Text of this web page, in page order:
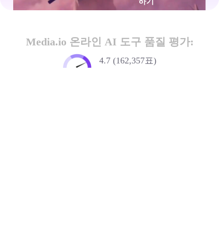
Media.io 온라인 AI 도구 품질 평가:
4.7 (162,357표)